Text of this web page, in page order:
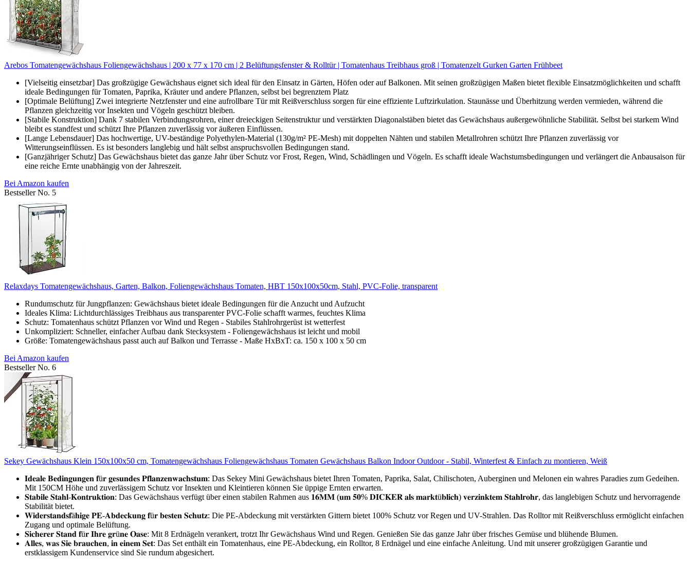
Arebos Tomatengewächshaus Foliengewächshaus | 200 x 77 x 170 cm | 2 Belüftungsfenster & Rolltür | Tomatenhaus Treibhaus groß | Tomatenzelt Gurken Garten Frühbeet
[Vielseitig einsetzbar] Das großzügige Gewächshaus eignet sich ideal für den Einsatz in Gärten, Höfen oder auf Balkonen. Mit seinen großzügigen Maßen bietet flexible Einsatzmöglichkeiten und schafft
ideale Bedingungen für Tomaten, Paprika, Kräuter und andere Pflanzen, selbst bei begrenztem Platz
[Optimale Belüftung] Zwei integrierte Netzfenster und eine aufrollbare Tür mit Reißverschluss sorgen für eine effiziente Luftzirkulation. Staunässe und Überhitzung werden vermieden, während die
Pflanzen gleichzeitig vor Insekten und Vögeln geschützt bleiben.
[Stabile Konstruktion] Dank 7 stabilen Verbindungsrohren, einer dreieckigen Seitenstruktur und verstärkten Diagonalstäben bietet das Gewächshaus außergewöhnliche Stabilität. Selbst bei starkem Wind
bleibt es standfest und schützt Ihre Pflanzen zuverlässig vor äußeren Einflüssen.
[Lange Lebensdauer] Das hochwertige, UV-beständige Polyethylen-Material (130g/m² PE-Mesh) mit doppelten Nähten und stabilen Metallrohren schützt Ihre Pflanzen zuverlässig vor
Witterungseinflüssen. Es ist besonders langlebig und hält selbst anspruchsvollen Bedingungen stand.
[Ganzjähriger Schutz] Das Gewächshaus bietet das ganze Jahr über Schutz vor Frost, Regen, Wind, Schädlingen und Vögeln. Es schafft ideale Wachstumsbedingungen und verlängert die Anbausaison für
eine reiche Ernte unabhängig von der Jahreszeit.
Bei Amazon kaufen
Bestseller No. 5
Relaxdays Tomatengewächshaus, Garten, Balkon, Foliengewächshaus Tomaten, HBT 150x100x50cm, Stahl, PVC-Folie, transparent
Rundumschutz für Jungpflanzen: Gewächshaus bietet ideale Bedingungen für die Anzucht und Aufzucht
Ideales Klima: Lichtdurchlässiges Treibhaus aus transparenter PVC-Folie schafft warmes, feuchtes Klima
Schutz: Tomatenhaus schützt Pflanzen vor Wind und Regen - Stabiles Stahlrohrgerüst ist wetterfest
Unkompliziert: Schneller, einfacher Aufbau dank Stecksystem - Foliengewächshaus ist leicht und mobil
Größe: Tomatengewächshaus passt auch auf Balkon und Terrasse - Maße HxBxT: ca. 150 x 100 x 50 cm
Bei Amazon kaufen
Bestseller No. 6
Sekey Gewächshaus Klein 150x100x50 cm, Tomatengewächshaus Foliengewächshaus Tomaten Gewächshaus Balkon Indoor Outdoor - Stabil, Winterfest & Einfach zu montieren, Weiß
𝐈𝐝𝐞𝐚𝐥𝐞 𝐁𝐞𝐝𝐢𝐧𝐠𝐮𝐧𝐠𝐞𝐧 𝐟ü𝐫 𝐠𝐞𝐬𝐮𝐧𝐝𝐞𝐬 𝐏𝐟𝐥𝐚𝐧𝐳𝐞𝐧𝐰𝐚𝐜𝐡𝐬𝐭𝐮𝐦: Das Sekey Mini Gewächshaus bietet Ihren Tomaten, Paprika, Salat, Chilischoten, Auberginen und Melonen ein wahres Paradies zum Gedeihen.
Mit 150CM Höhe und zuverlässigem Schutz vor Insekten und Kleintieren können Sie üppige Ernten erwarten.
𝐒𝐭𝐚𝐛𝐢𝐥𝐞 𝐒𝐭𝐚𝐡𝐥-𝐊𝐨𝐧𝐭𝐫𝐮𝐤𝐭𝐢𝐨𝐧: Das Gewächshaus verfügt über einen stabilen Rahmen aus 𝟏𝟔𝐌𝐌 (𝐮𝐦 𝟓𝟎% 𝐃𝐈𝐂𝐊𝐄𝐑 𝐚𝐥𝐬 𝐦𝐚𝐫𝐤𝐭ü𝐛𝐥𝐢𝐜𝐡) 𝐯𝐞𝐫𝐳𝐢𝐧𝐤𝐭𝐞𝐦 𝐒𝐭𝐚𝐡𝐥𝐫𝐨𝐡𝐫, das langlebigen Schutz und hervorragende
Stabilität bietet.
𝐖𝐢𝐝𝐞𝐫𝐬𝐭𝐚𝐧𝐝𝐬𝐟ä𝐡𝐢𝐠𝐞 𝐏𝐄-𝐀𝐛𝐝𝐞𝐜𝐤𝐮𝐧𝐠 𝐟ü𝐫 𝐛𝐞𝐬𝐭𝐞𝐧 𝐒𝐜𝐡𝐮𝐭𝐳: Die PE-Abdeckung mit verstärkten Gittern bietet 100% Schutz vor Regen und UV-Strahlen. Das Rolltor mit Reißverschluss ermöglicht einfachen
Zugang und optimale Belüftung.
𝐒𝐢𝐜𝐡𝐞𝐫𝐞𝐫 𝐒𝐭𝐚𝐧𝐝 𝐟ü𝐫 𝐈𝐡𝐫𝐞 𝐠𝐫ü𝐧𝐞 𝐎𝐚𝐬𝐞: Mit 8 Erdnägeln verankert, trotzt Ihr Gewächshaus Wind und Regen. Genießen Sie das ganze Jahr über frisches Gemüse und blühende Blumen.
𝐀𝐥𝐥𝐞𝐬, 𝐰𝐚𝐬 𝐒𝐢𝐞 𝐛𝐫𝐚𝐮𝐜𝐡𝐞𝐧, 𝐢𝐧 𝐞𝐢𝐧𝐞𝐦 𝐒𝐞𝐭: Das Set enthält ein Tomatenhaus, eine PE-Abdeckung, ein Rolltor, 8 Erdnägel und eine einfache Anleitung. Und mit unserer großzügigen Garantie und
erstklassigem Kundenservice sind Sie rundum abgesichert.